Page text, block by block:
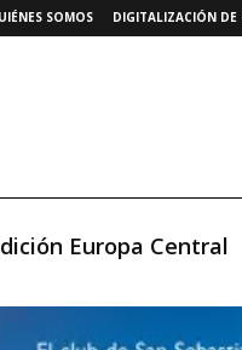
SOMOS DIGITALIZACIÓN DE
Europa Central